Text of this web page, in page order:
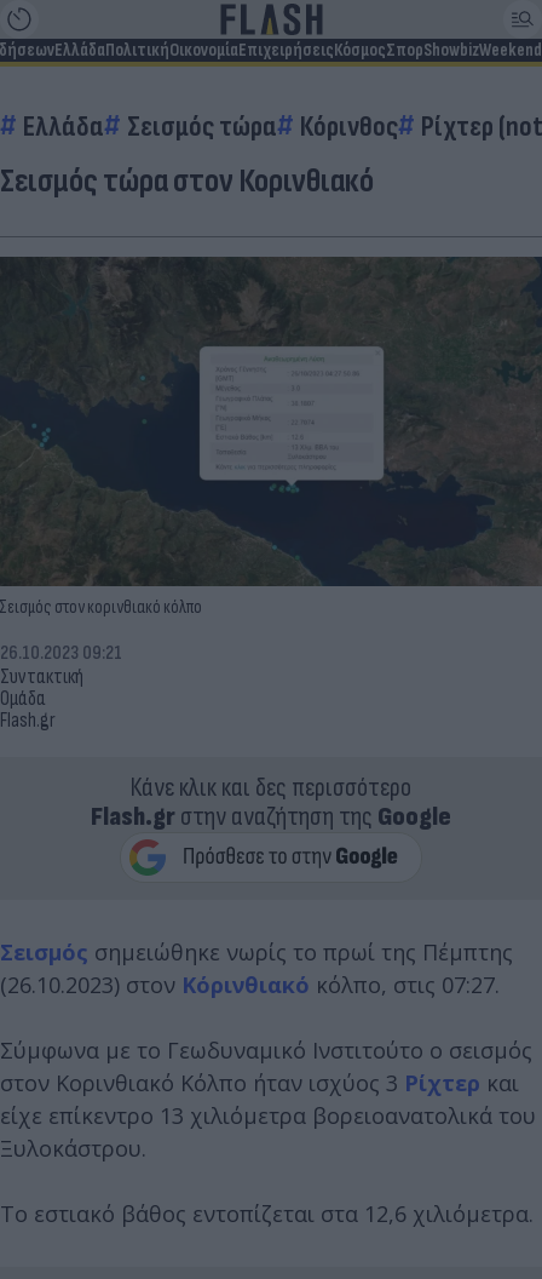
ΕλλάδαΠολιτικήΟικονομίαΕπιχειρήσειςΚόσμοςΣπορShowbizWeekend
Ελλάδα Σεισμός τώρα Κόρινθος Ρίχτερ
Σεισμός τώρα στον Κορινθιακό
Σεισμός στον κορινθιακό κόλπο
Συντακτική
Ομάδα
Flash.gr
26.10.2023 09:21
Κάνε κλικ και δες περισσότερο
Flash.grστην αναζήτηση της Google
Σεισμός σημειώθηκε νωρίς το πρωί της Πέμπτης
(26.10.2023) στον Κόρινθιακό κόλπο, στις 07:27.
Σύμφωνα με το Γεωδυναμικό Ινστιτούτο ο σεισμός
στον Κορινθιακό Κόλπο ήταν ισχύος 3 Ρίχτερ και
είχε επίκεντρο 13 χιλιόμετρα βορειοανατολικά του
Ξυλοκάστρου.
Το εστιακό βάθος εντοπίζεται στα 12,6 χιλιόμετρα.